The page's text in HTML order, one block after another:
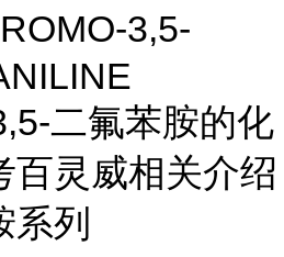
3,5-
二氟苯胺的化
百灵威相关介绍
系列